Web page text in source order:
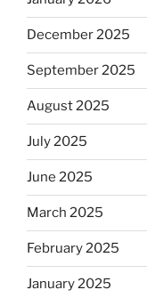
December 2025
September 2025
August 2025
July 2025
June 2025
March 2025
February 2025
January 2025